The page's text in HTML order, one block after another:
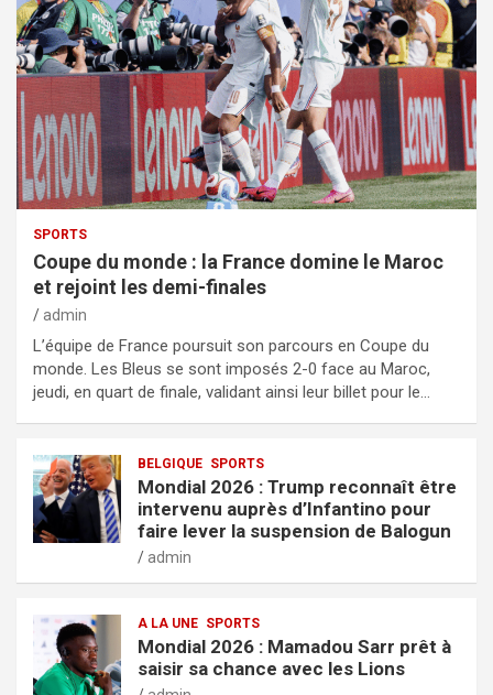
SPORTS
Coupe du monde : la France domine le Maroc
et rejoint les demi-finales
admin
L’équipe de France poursuit son parcours en Coupe du
monde. Les Bleus se sont imposés 2-0 face au Maroc,
jeudi, en quart de finale, validant ainsi leur billet pour le…
BELGIQUE SPORTS
Mondial 2026 : Trump reconnaît être
intervenu auprès d’Infantino pour
faire lever la suspension de Balogun
admin
A LA UNE SPORTS
Mondial 2026 : Mamadou Sarr prêt à
saisir sa chance avec les Lions